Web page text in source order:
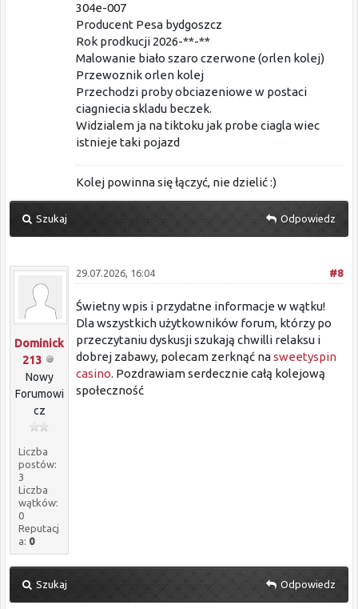
304e-007
Producent Pesa bydgoszcz
Rok prodkucji 2026-**-**
Malowanie biało szaro czerwone (orlen kolej)
Przewoznik orlen kolej
Przechodzi proby obciazeniowe w postaci
ciagniecia skladu beczek.
Widzialem ja na tiktoku jak probe ciagla wiec
istnieje taki pojazd
Kolej powinna się łączyć, nie dzielić :)
Szukaj Odpowiedz
Dominick
213
Nowy
Forumowi
cz
Liczba
postów:
3
Liczba
wątków:
0
Reputacj
a: 0
#8
29.07.2026, 16:04
Świetny wpis i przydatne informacje w wątku!
Dla wszystkich użytkowników forum, którzy po
przeczytaniu dyskusji szukają chwilli relaksu i
dobrej zabawy, polecam zerknąć nasweetyspin
casino. Pozdrawiam serdecznie całą kolejową
społeczność
Szukaj Odpowiedz